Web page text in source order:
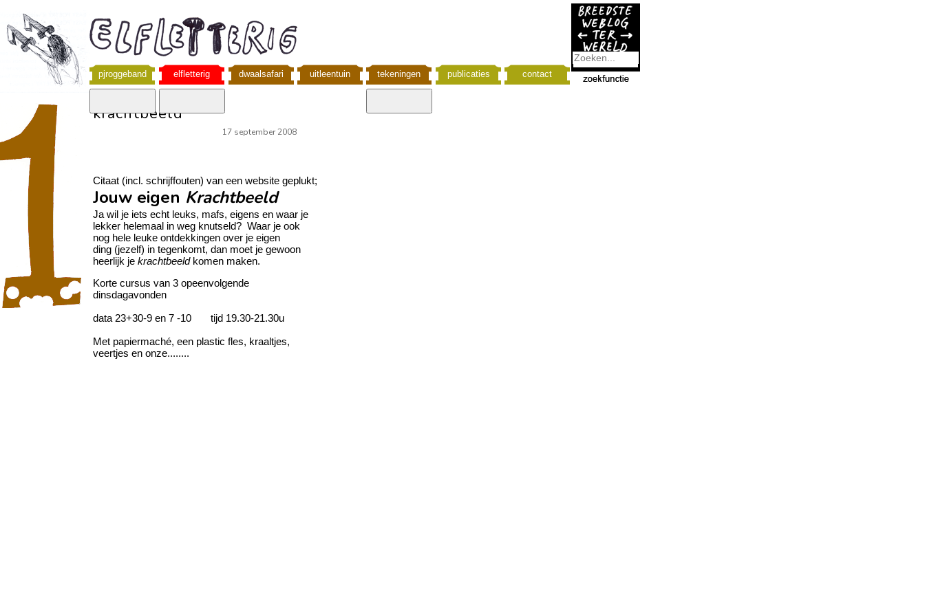
pjroggeband elfletterig dwaalsafari uitleentuin tekeningen publicaties contact
krachtbeeld
17 september 2008
Citaat (incl. schrijffouten) van een website geplukt;
Jouw eigen Krachtbeeld
Ja wil je iets echt leuks, mafs, eigens en waar je
lekker helemaal in weg knutseld? Waar je ook
nog hele leuke ontdekkingen over je eigen
ding (jezelf) in tegenkomt, dan moet je gewoon
heerlijk je krachtbeeldkomen maken.
Korte cursus van 3 opeenvolgende
dinsdagavonden
data 23+30-9 en 7 -10 tijd 19.30-21.30u
Met papiermaché, een plastic fles, kraaltjes,
veertjes en onze........